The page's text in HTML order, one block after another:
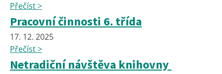
Přečíst >
Pracovní činnosti 6. třída
17. 12. 2025
Přečíst >
Netradiční návštěva knihovny